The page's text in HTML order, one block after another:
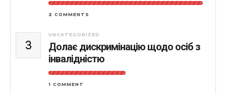
2 COMMENTS
3
UNCATEGORIZED
Долає дискримінацію щодо осіб з
інвалідністю
1 COMMENT